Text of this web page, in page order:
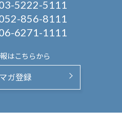
5222-5111
856-8111
6271-1111
はこちらから
ガ登録